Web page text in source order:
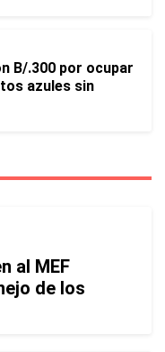
B/.300 por ocupar
azules sin
al MEF
de los